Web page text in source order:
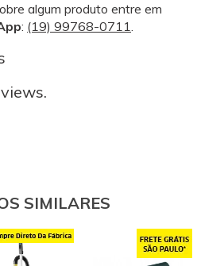
algum produto entre em
: (19) 99768-0711.
SIMILARES